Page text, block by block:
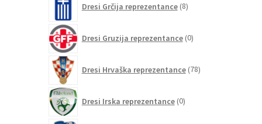
Dresi Grčija reprezentance 8izdelkov
Dresi Gruzija reprezentance 0izdelkov
Dresi Hrvaška reprezentance 78izdelkov
Dresi Irska reprezentance 0izdelkov